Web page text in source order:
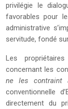
privilégie le
favorables pour
administrative
servitude, fondé
Les
concernant les
ne les contraint
conventionnelle
directement du